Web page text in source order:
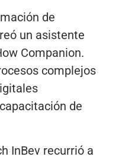
de
un asistente
Companion.
complejos
de
InBev recurrió a